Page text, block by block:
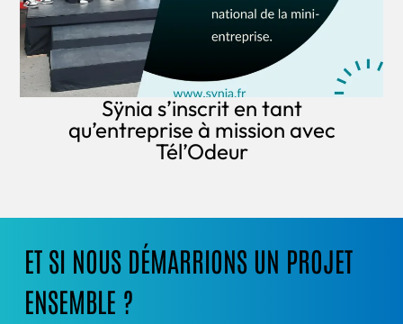
Sÿnia s’inscrit en tant
qu’entreprise à mission avec
Tél’Odeur
ET SI NOUS DÉMARRIONS UN PROJET
ENSEMBLE ?